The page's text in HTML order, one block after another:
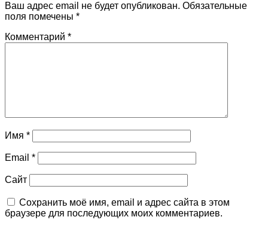
Ваш адрес email не будет опубликован. Обязательные
поля помечены *
Комментарий *
Имя *
Email *
Сайт
Сохранить моё имя, email и адрес сайта в этом
браузере для последующих моих комментариев.